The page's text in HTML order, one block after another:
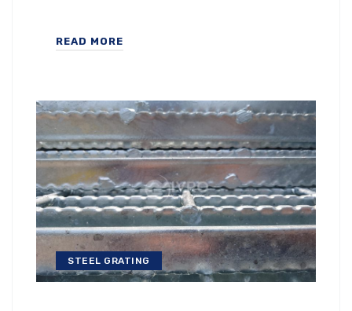
READ MORE
STEEL GRATING